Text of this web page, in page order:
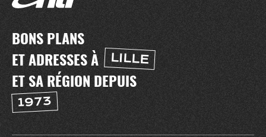
BONS PLANS
ET ADRESSES À
LILLE
ET SA RÉGION DEPUIS
1973